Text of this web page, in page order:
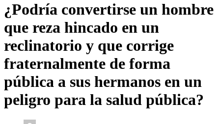
¿Podría convertirse un hombre
que reza hincado en un
reclinatorio y que corrige
fraternalmente de forma
pública a sus hermanos en un
peligro para la salud pública?